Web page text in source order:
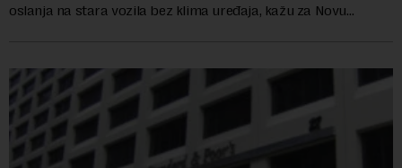
oslanja na stara vozila bez klima uređaja, kažu za Novu